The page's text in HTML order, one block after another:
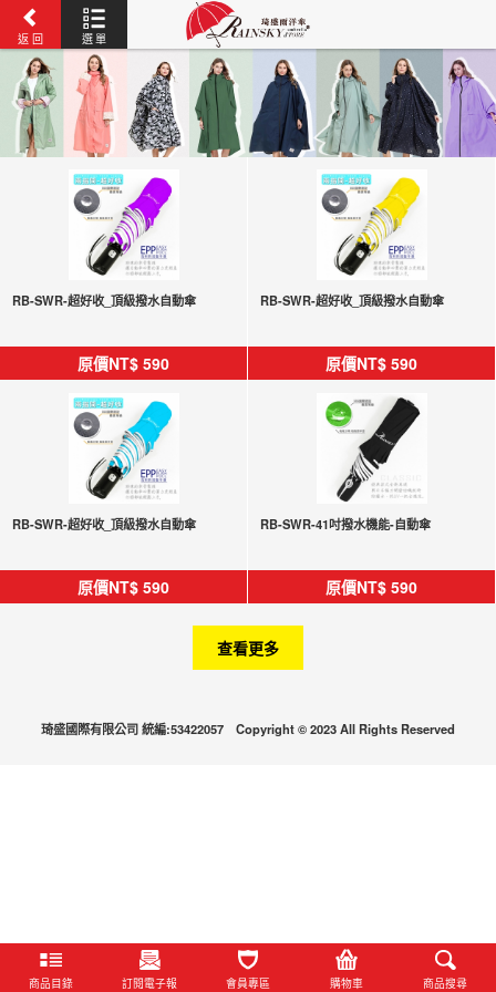
返 回 選 單
RB-SWR-超好收_頂級撥水自動傘
原價NT$ 590
RB-SWR-超好收_頂級撥水自動傘
原價NT$ 590
RB-SWR-超好收_頂級撥水自動傘
原價NT$ 590
RB-SWR-41吋撥水機能-自動傘
原價NT$ 590
查看更多
琦盛國際有限公司 統編:53422057 Copyright © 2023 All Rights Reserved
商品目錄 訂閱電子報 會員專區 購物車 商品搜尋